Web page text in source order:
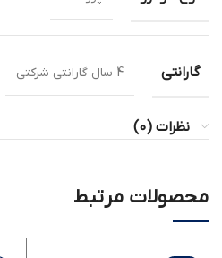
گارانتی 4 سال گارانتی شرکتی
نظرات (0)
محصولات مرتبط